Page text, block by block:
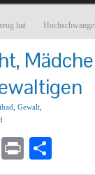
hat
Gewalt
Message
Print